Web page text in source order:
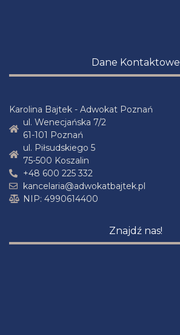
Dane Kontaktowe
Karolina Bajtek - Adwokat Poznań
ul. Wenecjańska 7/2
61-101 Poznań
ul. Piłsudskiego 5
75-500 Koszalin
+48 600 225 332
kancelaria@adwokatbajtek.pl
NIP: 4990614400
Znajdź nas!